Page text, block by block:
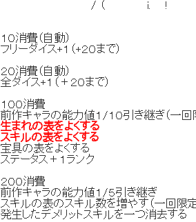
/ （ i. !
また１ｄ１００つ
１０消費（自動）
フリーダイス+１（+２０まで）
２０消費（自動）
全ダイス+１（＋２０まで）
１００消費
前作キャラの能力値１/１０引き継ぎ（一回
生まれの表をよくする
スキルの表をよくする
宝具の表をよくする
ステータス＋１ランク
２００消費
前作キャラの能力値１/５引き継ぎ
スキルの表のスキル数を増やす（一回限定
発生したデメリットスキルを一つ消去する